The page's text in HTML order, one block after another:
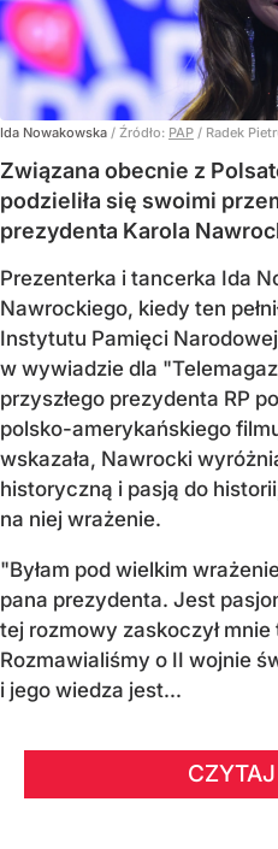
Ida Nowakowska / Źródło: PAP / Radek
Związana obecnie z
podzieliła się swoimi
prezydenta Karola
Prezenterka i tancerka Ida
Nawrockiego, kiedy ten
Instytutu Pamięci
w wywiadzie dla
przyszłego prezydenta RP
polsko-amerykańskiego
wskazała, Nawrocki
historyczną i pasją do
na niej wrażenie.
"Byłam pod wielkim
pana prezydenta. Jest
tej rozmowy zaskoczył
Rozmawialiśmy o II wojnie
i jego wiedza jest...